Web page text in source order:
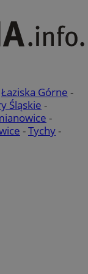
Łaziska Górne -
Śląskie -
-
-Tychy-
/Domena
1 rok